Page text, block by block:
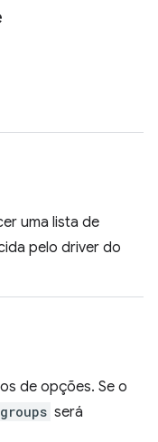
uma lista de
pelo driver do
de opções. Se o
groups será